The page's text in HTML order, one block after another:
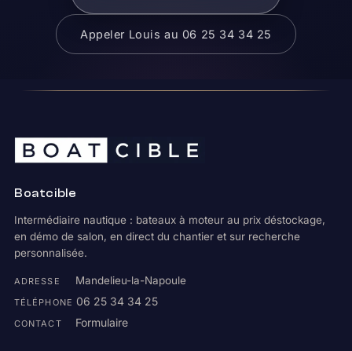
Appeler Louis au 06 25 34 34 25
Boatcible
Intermédiaire nautique : bateaux à moteur au prix déstockage,
en démo de salon, en direct du chantier et sur recherche
personnalisée.
ADRESSE Mandelieu-la-Napoule
TÉLÉPHONE 06 25 34 34 25
CONTACT Formulaire